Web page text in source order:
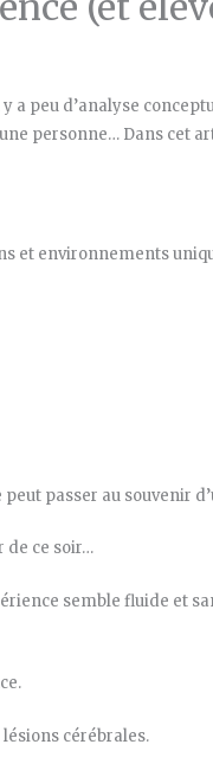
peu d’analyse
personne… Dans cet
et environnements
passer au souvenir
de ce soir…
semble fluide et
cérébrales.